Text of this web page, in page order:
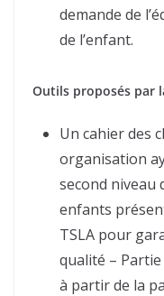
demande de
de l’enfant.
Outils proposés par
Un cahier des
organisation
second niveau
enfants
TSLA pour
qualité – Partie
à partir de la